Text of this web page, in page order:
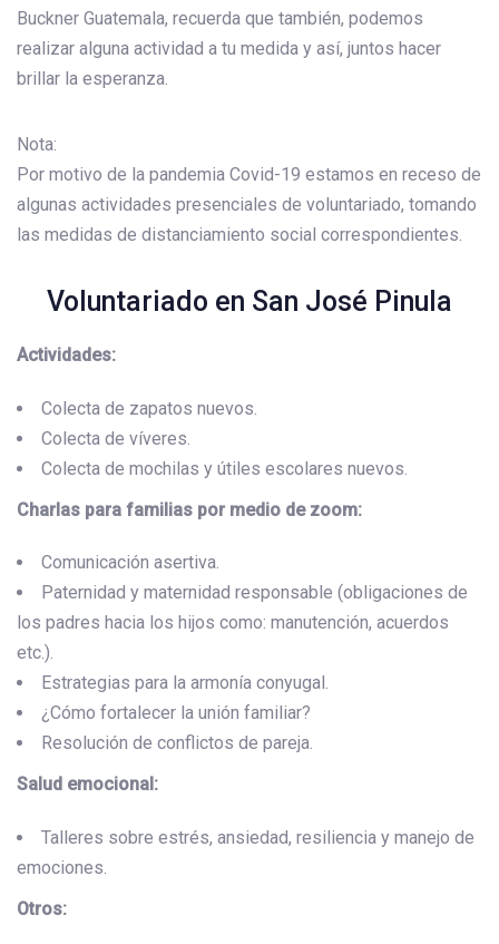
Buckner Guatemala, recuerda que también, podemos
realizar alguna actividad a tu medida y así, juntos hacer
brillar la esperanza.
Nota:
Por motivo de la pandemia Covid-19 estamos en receso de
algunas actividades presenciales de voluntariado, tomando
las medidas de distanciamiento social correspondientes.
Voluntariado en San José Pinula
Actividades:
Colecta de zapatos nuevos.
Colecta de víveres.
Colecta de mochilas y útiles escolares nuevos.
Charlas para familias por medio de zoom:
Comunicación asertiva.
Paternidad y maternidad responsable (obligaciones de
los padres hacia los hijos como: manutención, acuerdos
etc.).
Estrategias para la armonía conyugal.
¿Cómo fortalecer la unión familiar?
Resolución de conflictos de pareja.
Salud emocional:
Talleres sobre estrés, ansiedad, resiliencia y manejo de
emociones.
Otros: